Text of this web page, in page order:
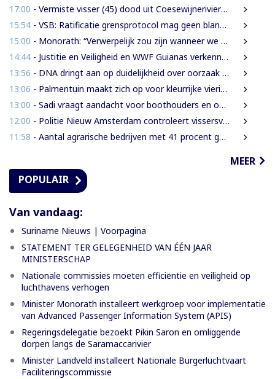
17:00 - Vermiste visser (45) dood uit Coesewijnerivier gehaald
15:54 - VSB: Ratificatie grensprotocol mag geen blanco cheque zijn
15:00 - Monorath: “Verwerpelijk zou zijn wanneer we de dingen zouden bedekken met de mantel der liefde”
14:44 - Justitie en Veiligheid en WWF Guianas verkennen verdere samenwerking
13:56 - DNA dringt aan op duidelijkheid over oorzaak massale vissterfte
13:06 - Palmentuin maakt zich op voor kleurrijke viering Dag der Inheemsen
13:00 - Sadi vraagt aandacht voor boothouders en overbelasting Wijdenboschbrug
12:00 - Politie Nieuw Amsterdam controleert vissersvaartuigen op de rivier
11:58 - Aantal agrarische bedrijven met 41 procent gegroeid
MEER
POPULAIR
Van vandaag:
Suriname Nieuws | Voorpagina
STATEMENT TER GELEGENHEID VAN ÉÉN JAAR
MINISTERSCHAP
Nationale commissies moeten efficiëntie en veiligheid op
luchthavens verhogen
Minister Monorath installeert werkgroep voor implementatie
van Advanced Passenger Information System (APIS)
Regeringsdelegatie bezoekt Pikin Saron en omliggende
dorpen langs de Saramaccarivier
Minister Landveld installeert Nationale Burgerluchtvaart
Faciliteringscommissie